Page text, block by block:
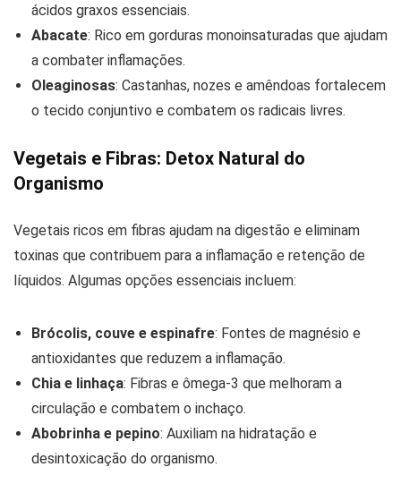
ácidos graxos essenciais.
Abacate: Rico em gorduras monoinsaturadas que ajudam
a combater inflamações.
Oleaginosas: Castanhas, nozes e amêndoas fortalecem
o tecido conjuntivo e combatem os radicais livres.
Vegetais e Fibras: Detox Natural do
Organismo
Vegetais ricos em fibras ajudam na digestão e eliminam
toxinas que contribuem para a inflamação e retenção de
líquidos. Algumas opções essenciais incluem:
Brócolis, couve e espinafre: Fontes de magnésio e
antioxidantes que reduzem a inflamação.
Chia e linhaça: Fibras e ômega-3 que melhoram a
circulação e combatem o inchaço.
Abobrinha e pepino: Auxiliam na hidratação e
desintoxicação do organismo.